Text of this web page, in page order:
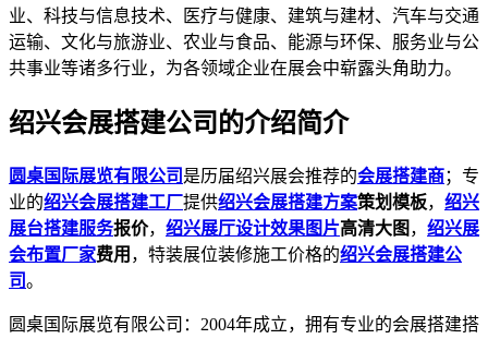
业、科技与信息技术、医疗与健康、建筑与建材、汽车与交通
运输、文化与旅游业、农业与食品、能源与环保、服务业与公
共事业等诸多行业，为各领域企业在展会中崭露头角助力。
绍兴会展搭建公司的介绍简介
圆桌国际展览有限公司 是历届绍兴展会推荐的会展搭建商；专
业的绍兴会展搭建工厂提供绍兴会展搭建方案策划模板， 绍兴
展台搭建服务报价， 绍兴展厅设计效果图片高清大图 ， 绍兴展
会布置厂家费用 ，特装展位装修施工价格的绍兴会展搭建公
司。
圆桌国际展览有限公司：2004年成立，拥有专业的会展搭建搭